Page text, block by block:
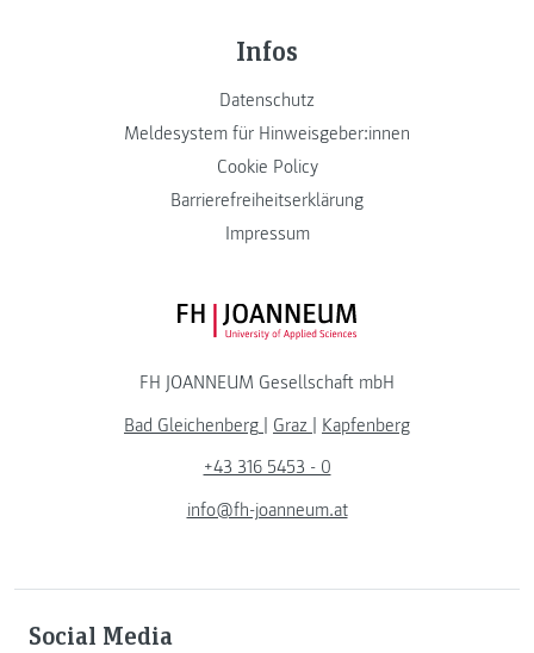
Infos
Datenschutz
Meldesystem für Hinweisgeber:innen
Cookie Policy
Barrierefreiheitserklärung
Impressum
FH JOANNEUM Logo
FH JOANNEUM Gesellschaft mbH
Bad Gleichenberg | Graz | Kapfenberg
+43 316 5453 - 0
info@fh-joanneum.at
Social Media